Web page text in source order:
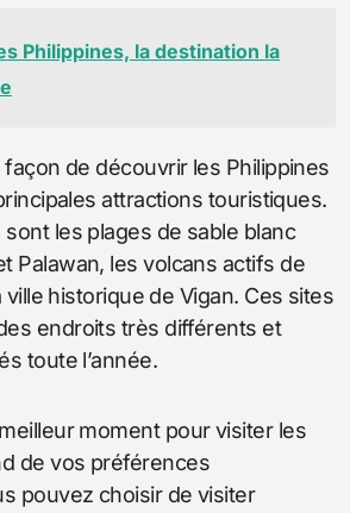
Philippines, la destination la
façon de découvrir les Philippines
attractions touristiques.
les plages de sable blanc
Palawan, les volcans actifs de
ville historique de Vigan. Ces sites
endroits très différents et
toute l’année.
moment pour visiter les
de vos préférences
pouvez choisir de visiter